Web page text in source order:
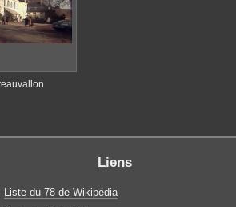
Liens
Liste du 78 de Wikipédia